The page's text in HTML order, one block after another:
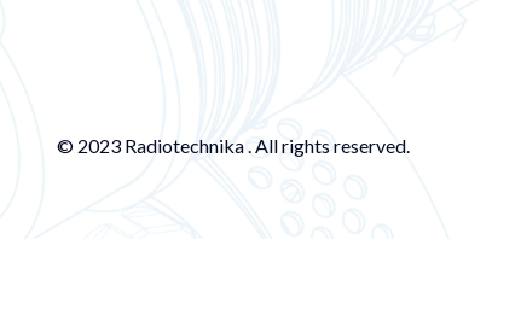
© 2023 Radiotechnika . All rights reserved.